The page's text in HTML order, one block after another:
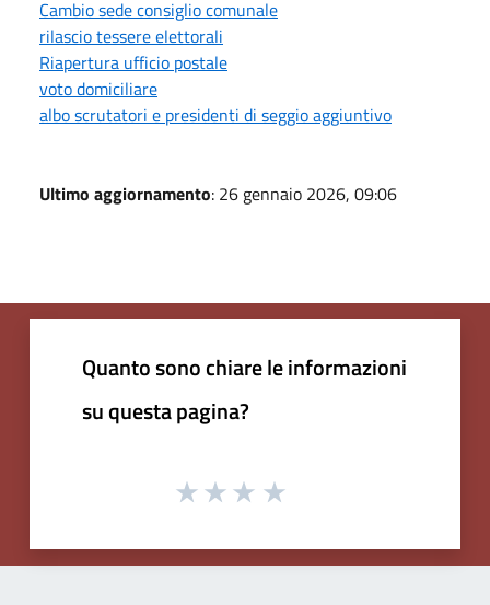
Cambio sede consiglio comunale
rilascio tessere elettorali
Riapertura ufficio postale
voto domiciliare
albo scrutatori e presidenti di seggio aggiuntivo
Ultimo aggiornamento: 26 gennaio 2026, 09:06
Quanto sono chiare le informazioni
su questa pagina?